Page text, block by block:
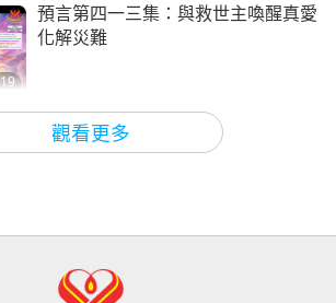
觀看更多
預言第四一三集：與救世主喚醒真愛
化解災難
2026-08-09